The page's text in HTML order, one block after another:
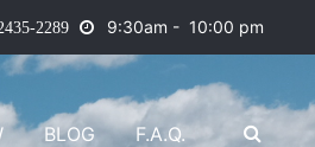
2289 9:30am - 10:00 pm
BLOG F.A.Q.